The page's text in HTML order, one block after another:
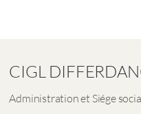
CIGL
Administration et Siége